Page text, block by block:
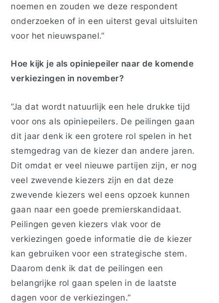
noemen en zouden we deze respondent
onderzoeken of in een uiterst geval uitsluiten
voor het nieuwspanel.”
Hoe kijk je als opiniepeiler naar de komende
verkiezingen in november?
“Ja dat wordt natuurlijk een hele drukke tijd
voor ons als opiniepeilers. De peilingen gaan
dit jaar denk ik een grotere rol spelen in het
stemgedrag van de kiezer dan andere jaren.
Dit omdat er veel nieuwe partijen zijn, er nog
veel zwevende kiezers zijn en dat deze
zwevende kiezers wel eens opzoek kunnen
gaan naar een goede premierskandidaat.
Peilingen geven kiezers vlak voor de
verkiezingen goede informatie die de kiezer
kan gebruiken voor een strategische stem.
Daarom denk ik dat de peilingen een
belangrijke rol gaan spelen in de laatste
dagen voor de verkiezingen.”